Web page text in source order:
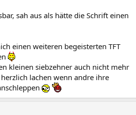
sah aus als hätte die Schrift einen
einen weiteren begeisterten TFT
kleinen siebzehner auch nicht mehr
lachen wenn andre ihre